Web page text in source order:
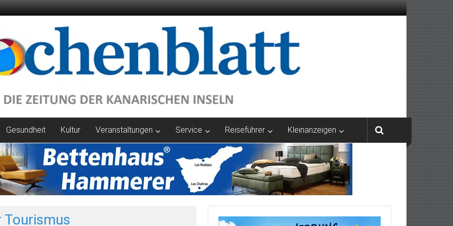
Gesundheit Kultur Veranstaltungen Service Reiseführer Kleinanzeigen